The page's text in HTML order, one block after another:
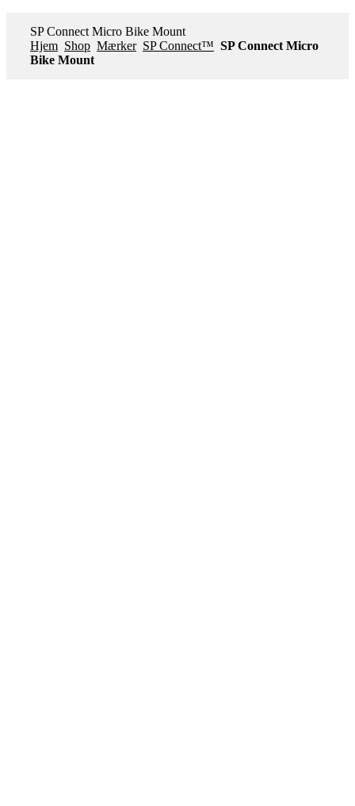
SP Connect Micro Bike Mount
Hjem Shop Mærker SP Connect™ SP Connect Micro
Bike Mount